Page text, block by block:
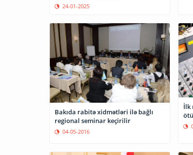
24-01-2025
Bakıda rabitə xidmətləri ilə bağlı
regional seminar keçirilir
04-05-2016
İlk